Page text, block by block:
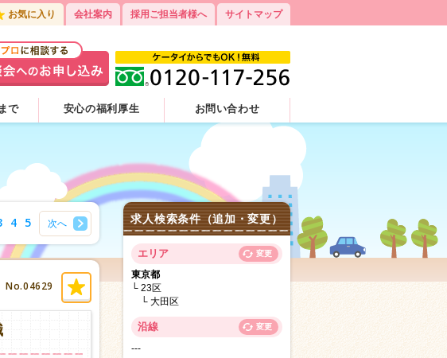
お気に入り 会社案内 採用ご担当者様へ サイトマップ
で 安心の福利厚生 お問い合わせ
4 5 次へ
No.04629
求人検索条件（追加・変更）
エリア 変更
東京都
23区
大田区
沿線 変更
---